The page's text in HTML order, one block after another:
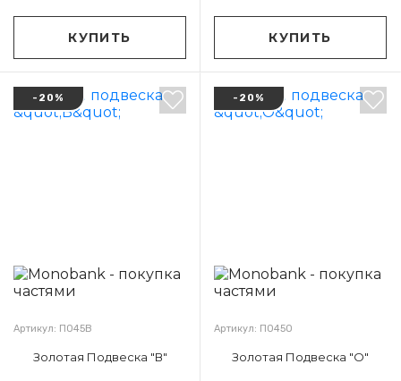
КУПИТЬ КУПИТЬ
-20%
Артикул: П045В
Золотая Подвеска "В"
-20%
Артикул: П045О
Золотая Подвеска "О"